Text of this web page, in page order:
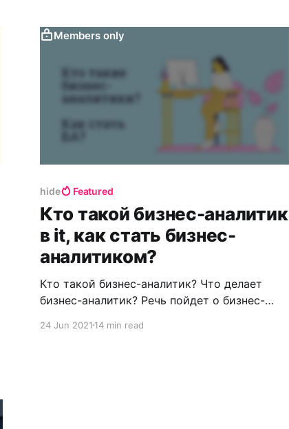
рынок, локальный и не только - какие
требования к
Members only
hide Featured
Кто такой бизнес-аналитик
в it, как стать бизнес-
аналитиком?
Кто такой бизнес-аналитик? Что делает
бизнес-аналитик? Речь пойдет о бизнес-
кто такой ба? Существует много мнений
24 Jun 202114 min read